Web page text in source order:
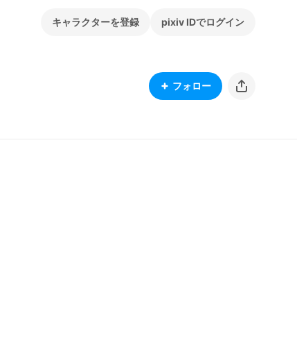
キャラクターを登録 pixiv IDでログイン
フォロー